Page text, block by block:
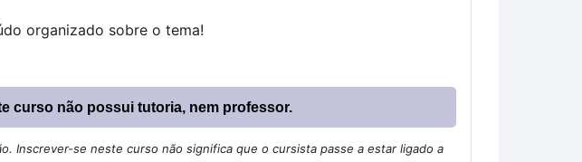
organizado sobre o tema!
curso não possui tutoria, nem professor.
Inscrever-se neste curso não significa que o cursista passe a estar ligado a